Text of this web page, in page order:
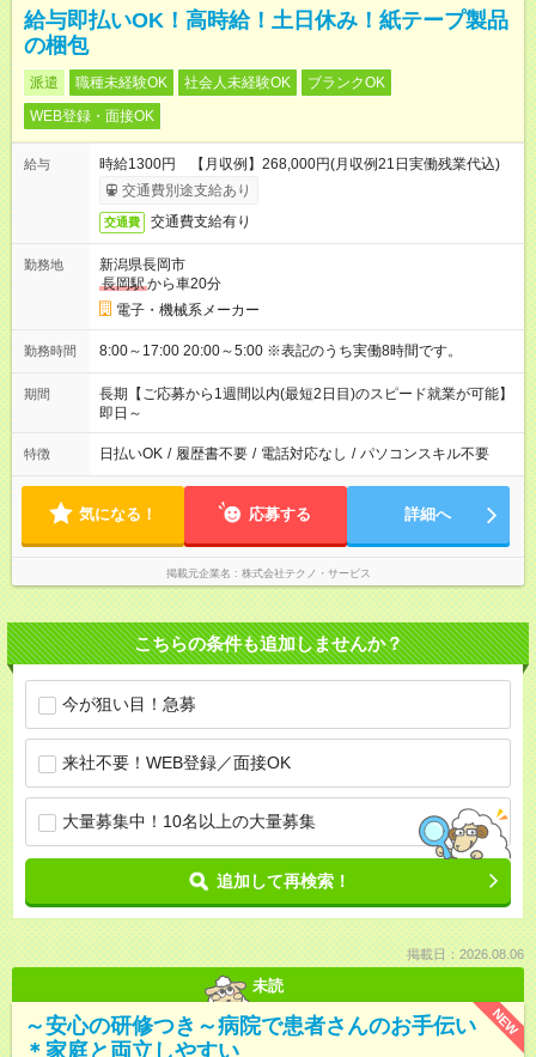
給与即払いOK！高時給！土日休み！紙テープ製品
の梱包
派遣 職種未経験OK 社会人未経験OK
ブランクOK
WEB登録・面接OK
給与
時給1300円 【月収例】268,000円(月収例21日実働残業代込)
交通費別途支給あり
交通費 交通費支給有り
勤務地
新潟県長岡市
長岡駅から車20分
電子・機械系メーカー
勤務時間 8:00～17:00 20:00～5:00 ※表記のうち実働8時間です。
期間
長期【ご応募から1週間以内(最短2日目)のスピード就業が可能】
即日～
特徴 日払いOK / 履歴書不要 / 電話対応なし / パソコンスキル不要
気になる！ 応募する 詳細へ
掲載元企業名 株式会社テクノ・サービス
こちらの条件も追加しませんか？
今が狙い目！急募
来社不要！WEB登録／面接OK
大量募集中！10名以上の大量募集
追加して再検索！
掲載日：2026.08.06
未読
NEW
～安心の研修つき～病院で患者さんのお手伝い
＊家庭と両立しやすい